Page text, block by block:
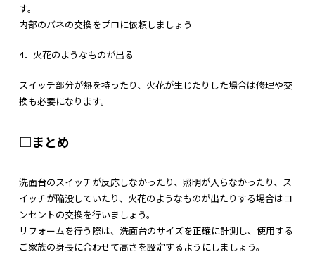
す。
内部のバネの交換をプロに依頼しましょう
4．火花のようなものが出る
スイッチ部分が熱を持ったり、火花が生じたりした場合は修理や交
換も必要になります。
□まとめ
洗面台のスイッチが反応しなかったり、照明が入らなかったり、ス
イッチが陥没していたり、火花のようなものが出たりする場合はコ
ンセントの交換を行いましょう。
リフォームを行う際は、洗面台のサイズを正確に計測し、使用する
ご家族の身長に合わせて高さを設定するようにしましょう。